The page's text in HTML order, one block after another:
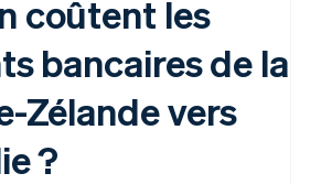
coûtent les
bancaires de la
Zélande vers
?